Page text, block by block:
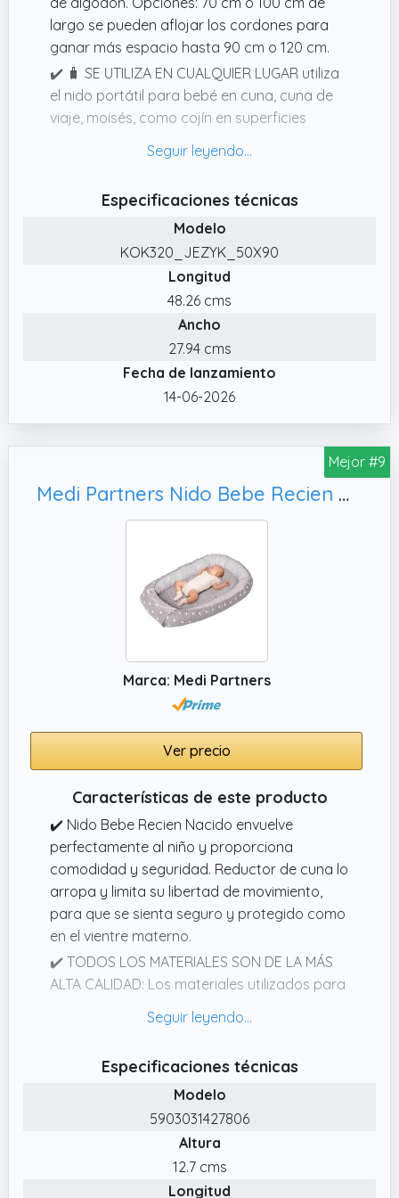
clientes, por eso hemos mejorado nuestro
nido para bebé, añadiendo más relleno para
ofrecer una sensación aún más acogedora.
Gracias al cordón ajustable que rodea el
perímetro, el tamaño de la superficie de
descanso puede personalizarse entre 70 cm
y 85 cm, adaptándose perfectamente a las
largo se pueden aflojar los cordones para
ganar más espacio hasta 90 cm o 120 cm.
✔️ 🧳 SE UTILIZA EN CUALQUIER LUGAR utiliza
el nido portátil para bebé en cuna, cuna de
viaje, moisés, como cojín en superficies
reducción o cambiador.
gruesos, tu hijo se sentirá como en un
verdadero nido. El algodón transpirable
ofrece comodidad.
✔️ PRÁCTICO PARA EL DÍA A DÍA los bordes
estables y robustos del nido acogedor crean
una sensación de seguridad, su niño está en
el nido para bebé cálido y cómodo.
✔️ COLORES NEUTROS El nido para bebé
está diseñado en colores y motivos neutros,
hecho a mano es ideal como regalo para
infantil y decoran cada cuna como adorno.
Especificaciones técnicas
Modelo
KOK320_JEZYK_50X90
Longitud
48.26 cms
Ancho
27.94 cms
Fecha de lanzamiento
14-06-2026
Mejor #9
Medi Partners Nido Bebe Recien Nacido Reductor de Cuna - 100x60x15 Portátil o de Viaje de Colecho anticolicos Bilateral Bebés 100% Algodón Minky (Estrellas Blancas sobre Gris con Gris Minky)
Marca: Medi Partners
Ver precio
Características de este producto
✔️ Nido Bebe Recien Nacido envuelve
perfectamente al niño y proporciona
comodidad y seguridad. Reductor de cuna lo
arropa y limita su libertad de movimiento,
para que se sienta seguro y protegido como
en el vientre materno.
✔️ TODOS LOS MATERIALES SON DE LA MÁS
ALTA CALIDAD: Los materiales utilizados para
con la certificación OekoTex 100, lo que
la piel sensible del niño. Reductor Cuna Bebe
nido está cosido a mano en Polonia, lo que lo
distingue claramente de los productos
importados de bajo coste.
✔️ Los lados del Nido Bebe Recien Nacido
están rellenos con bolas de silicona
Especificaciones técnicas
Modelo
5903031427806
Altura
12.7 cms
Longitud